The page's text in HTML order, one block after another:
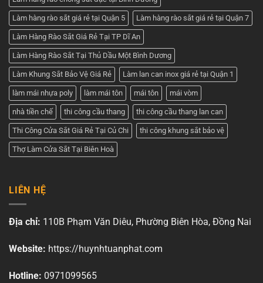
Làm hàng rào sắt giá rẻ tại Quận 5 Làm hàng rào sắt giá rẻ tại Quận 7
Làm Hàng Rào Sắt Giá Rẻ Tại TP Dĩ An
Làm Hàng Rào Sắt Tại Thủ Dầu Một Bình Dương
Làm Khung Sắt Bảo Vệ Giá Rẻ Làm lan can inox giá rẻ tại Quận 1
làm mái nhựa poly làm mái tôn mái tôn mái vòm
nhà tiền chế thi công cầu thang thi công cầu thang lan can
Thi Công Cửa Sắt Giá Rẻ Tại Củ Chi thi công khung sắt bảo vệ
Thợ Làm Cửa Sắt Tại Biên Hoà
LIÊN HỆ
Địa chỉ: 110B Phạm Văn Diêu, Phường Biên Hòa, Đồng Nai
Website: https://huynhtuanphat.com
Hotline: 0971099565